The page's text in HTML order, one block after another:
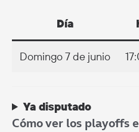
Día
Domingo 7 de junio
Ya disputado
Cómo ver los playoffs